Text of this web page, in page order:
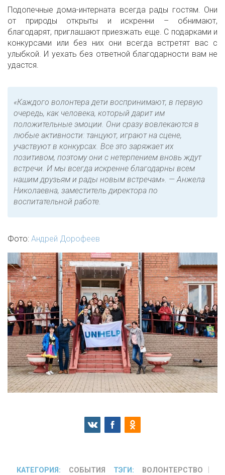
Подопечные дома-интерната всегда рады гостям. Они
от природы открыты и искренни – обнимают,
благодарят, приглашают приезжать еще. С подарками и
конкурсами или без них они всегда встретят вас с
улыбкой. И уехать без ответной благодарности вам не
удастся.
«Каждого волонтера дети воспринимают, в первую
очередь, как человека, который дарит им
положительные эмоции. Они сразу вовлекаются в
любые активности: танцуют, играют на сцене,
участвуют в конкурсах. Все это заряжает их
позитивом, поэтому они с нетерпением вновь ждут
встречи. И мы всегда искренне благодарны всем
нашим друзьям и рады новым встречам». — Анжела
Николаевна, заместитель директора по
воспитательной работе.
Фото: Андрей Дорофеев
КАТЕГОРИЯ: СОБЫТИЯ ТЭГИ:
ВОЛОНТЕРСТВО